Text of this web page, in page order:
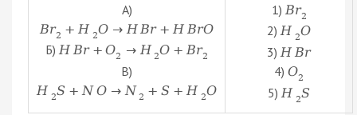
А)
Br2 + H 2O → H Br + H BrO
Б) H Br + O2 → H 2O + Br2
В)
H 2S + N O → N 2 + S + H 2O
1) Br2
2)H 2O
3)H Br
4) O2
5) H 2S